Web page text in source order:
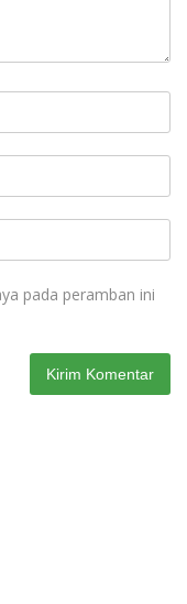
pada peramban ini